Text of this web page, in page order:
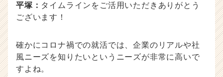
平塚： タイムラインをご活用いただきありがとう
ございます！
確かにコロナ禍での就活では、企業のリアルや社
風ニーズを知りたいというニーズが非常に高いで
すよね。